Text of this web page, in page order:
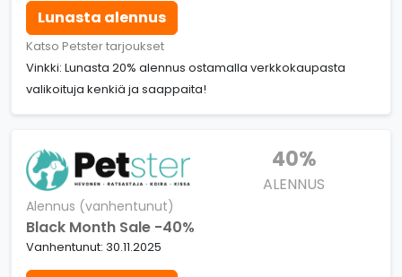
Lunasta alennus
Katso Petster tarjoukset
Vinkki: Lunasta 20% alennus ostamalla verkkokaupasta
valikoituja kenkiä ja saappaita!
40%
ALENNUS
Alennus (vanhentunut)
Black Month Sale -40%
Vanhentunut: 30.11.2025